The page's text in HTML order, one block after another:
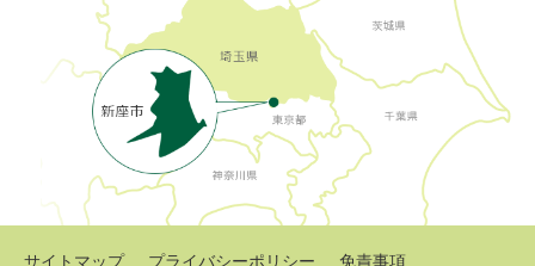
サイトマップ プライバシーポリシー
免責事項